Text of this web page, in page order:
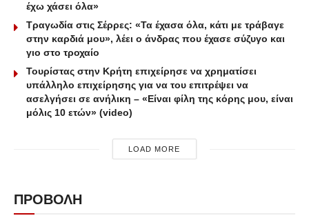
έχω χάσει όλα»
Τραγωδία στις Σέρρες: «Τα έχασα όλα, κάτι με τράβαγε
στην καρδιά μου», λέει ο άνδρας που έχασε σύζυγο και
γιο στο τροχαίο
Τουρίστας στην Κρήτη επιχείρησε να χρηματίσει
υπάλληλο επιχείρησης για να του επιτρέψει να
ασελγήσει σε ανήλικη – «Είναι φίλη της κόρης μου, είναι
μόλις 10 ετών» (video)
LOAD MORE
ΠΡΟΒΟΛΗ